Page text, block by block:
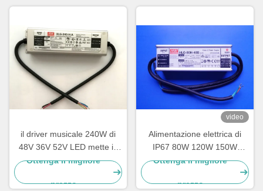
il driver musicale 240W di
48V 36V 52V LED mette in
cortocircuito le protezioni per
Ottenga il migliore
prezzo
video
Alimentazione elettrica di
IP67 80W 120W 150W
Constant Current LED
Ottenga il migliore
prezzo